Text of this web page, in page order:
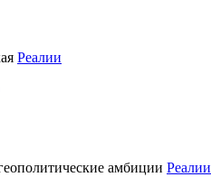
Реалии
Реалии